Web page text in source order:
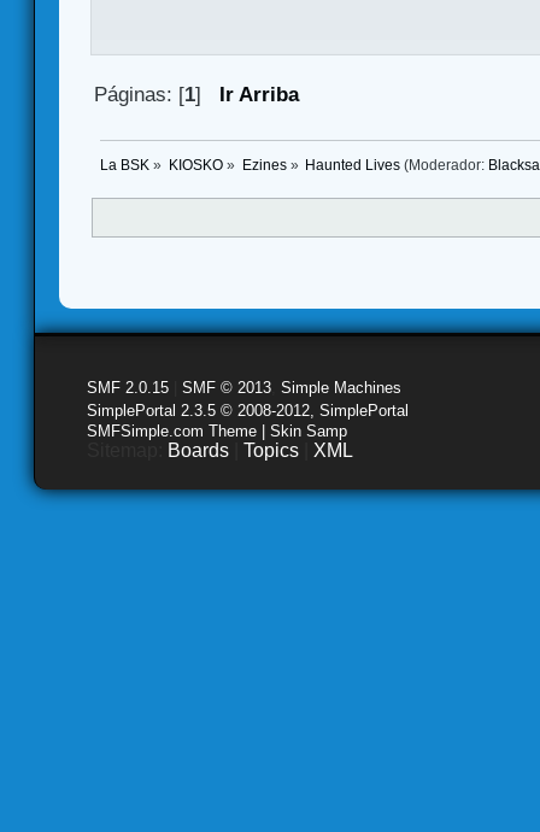
Páginas: [1] Ir Arriba
La BSK » KIOSKO» Ezines» Haunted Lives (Moderador:
SMF 2.0.15 SMF © 2013 Simple Machines
SimplePortal 2.3.5 © 2008-2012, SimplePortal
SMFSimple.com Theme | Skin Samp
Boards Topics XML